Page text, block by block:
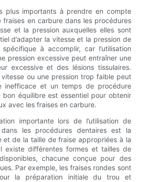
plus importants à prendre en compte
fraises en carbure dans les procédures
et la pression auxquelles elles sont
d’adapter la vitesse et la pression de
à accomplir, car l’utilisation
pression excessive peut entraîner une
excessive et des lésions tissulaires.
vitesse ou une pression trop faible peut
inefficace et un temps de procédure
bon équilibre est essentiel pour obtenir
avec les fraises en carbure.
importante lors de l’utilisation de
les procédures dentaires est la
et de la taille de fraise appropriées à la
existe différentes formes et tailles de
chacune conçue pour des
Par exemple, les fraises rondes sont
la préparation initiale du trou et